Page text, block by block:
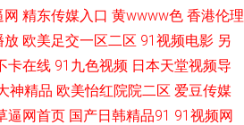
片 aV最新中文字幕 俺去也激情 天天操操操 欧
国产高潮国产高潮久久 91nc处女 性交影片 欧
夜伦理影院 日韩肏屄 综合久久伊人 国产在线
网 精东传媒入口 黄wwww色 香港伦理
放 欧美足交一区二区 91视频电影 另
卡在线 91九色视频 日本天堂视频导
神精品 欧美怡红院院二区 爱豆传媒
逼网首页 国产日韩精品91 91视频网